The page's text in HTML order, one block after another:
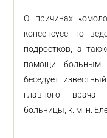
О причинах
консенсусе по
подростков, а
помощи больным
беседует
главного врача
больницы, к. м. н.